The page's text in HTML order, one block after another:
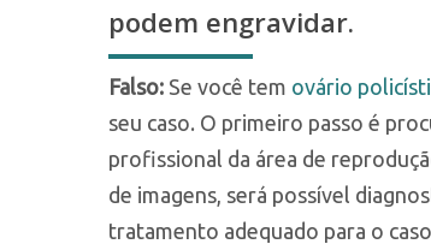
podem engravidar.
Falso: Se você tem ovário
seu caso. O primeiro passo é
profissional da área de
de imagens, será possível
tratamento adequado para o